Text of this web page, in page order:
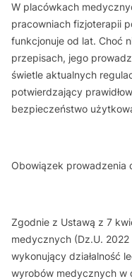
W placówkach
pracowniach fizjoterapii
funkcjonuje od lat. Choć
przepisach, jego
świetle aktualnych
potwierdzający
bezpieczeństwo
Obowiązek prowadzenia
Zgodnie z Ustawą z 7
medycznych (Dz.U.
wykonujący działalność
wyrobów medycznych w